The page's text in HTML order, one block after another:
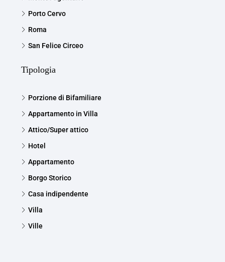
Porto Cervo
Roma
San Felice Circeo
Tipologia
Porzione di Bifamiliare
Appartamento in Villa
Attico/Super attico
Hotel
Appartamento
Borgo Storico
Casa indipendente
Villa
Ville